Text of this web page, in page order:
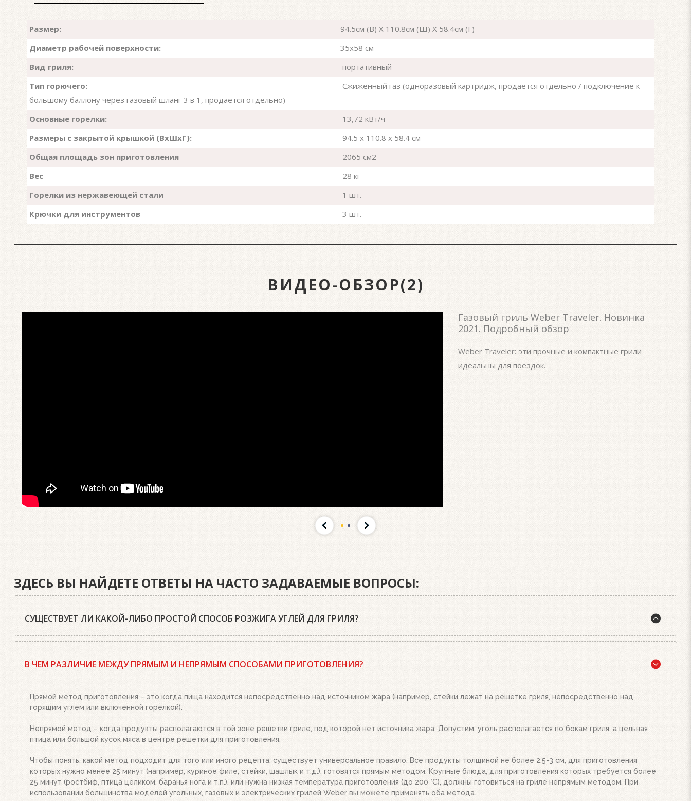
Размер:
94.5см (В) X 110.8см (Ш) X 58.4см (Г)
Диаметр рабочей поверхности:
35x58 см
Вид гриля:
портативный
Тип горючего:
Сжиженный газ (одноразовый картридж, продается отдельно / подключение к
большому баллону через газовый шланг 3 в 1, продается отдельно)
Основные горелки:
13,72 кВт/ч
Размеры с закрытой крышкой (ВхШхГ):
94.5 x 110.8 x 58.4 см
Общая площадь зон приготовления
2065 см2
Вес
28 кг
Горелки из нержавеющей стали
1 шт.
Крючки для инструментов
3 шт.
ВИДЕО-ОБЗОР(2)
Газовый гриль Weber Traveler. Новинка
2021. Подробный обзор
Weber Traveler: эти прочные и компактные грили
идеальны для поездок.
ЗДЕСЬ ВЫ НАЙДЕТЕ ОТВЕТЫ НА ЧАСТО ЗАДАВАЕМЫЕ ВОПРОСЫ:
СУЩЕСТВУЕТ ЛИ КАКОЙ-ЛИБО ПРОСТОЙ СПОСОБ РОЗЖИГА УГЛЕЙ ДЛЯ ГРИЛЯ?
стартер необходимым количеством угля или брикетов, положите два-три кубика для розжига на решетку для угля и подожгите их. Сверху поставьте заполненный углем
В ЧЕМ РАЗЛИЧИЕ МЕЖДУ ПРЯМЫМ И НЕПРЯМЫМ СПОСОБАМИ ПРИГОТОВЛЕНИЯ?
Прямой метод приготовления – это когда пища находится непосредственно над источником жара (например, стейки лежат на решетке гриля, непосредственно над
горящим углем или включенной горелкой).
Непрямой метод – когда продукты располагаются в той зоне решетки гриле, под которой нет источника жара. Допустим, уголь располагается по бокам гриля, а цельная
птица или большой кусок мяса в центре решетки для приготовления.
Чтобы понять, какой метод подходит для того или иного рецепта, существует универсальное правило. Все продукты толщиной не более 2,5-3 см, для приготовления
которых нужно менее 25 минут (например, куриное филе, стейки, шашлык и т.д.), готовятся прямым методом. Крупные блюда, для приготовления которых требуется более
25 минут (ростбиф, птица целиком, баранья нога и т.п.), или нужна низкая температура приготовления (до 200 °C), должны готовиться на гриле непрямым методом. При
использовании большинства моделей угольных, газовых и электрических грилей Weber вы можете применять оба метода.